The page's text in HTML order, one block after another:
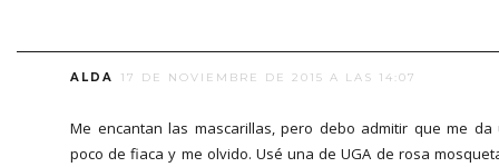
ALDA 17 DE NOVIEMBRE DE 2015 A LAS 14:07
Me encantan las mascarillas, pero debo admitir que me da
poco de fiaca y me olvido. Usé una de UGA de rosa